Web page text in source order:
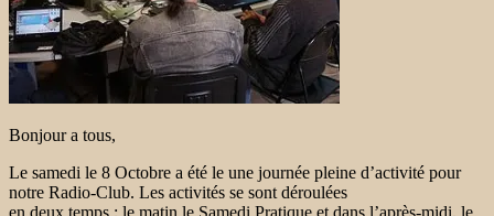
Bonjour a tous,
Le samedi le 8 Octobre a été le une journée pleine d’activité pour
notre Radio-Club. Les activités se sont déroulées
en deux temps : le matin le Samedi Pratique et dans l’après-midi, le